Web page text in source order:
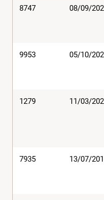
8747 08/09/
9953 05/10/
1279 11/03/
7935 13/07/